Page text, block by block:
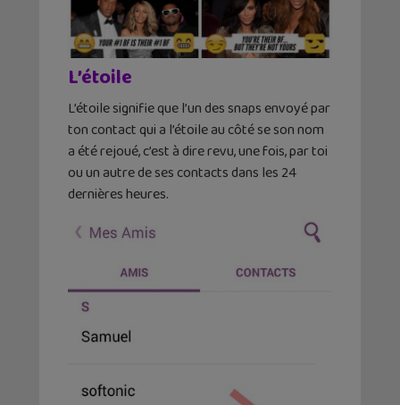
L’étoile
L’étoile signifie que l’un des snaps envoyé par
ton contact qui a l’étoile au côté se son nom
a été rejoué, c’est à dire revu, une fois, par toi
ou un autre de ses contacts dans les 24
dernières heures.